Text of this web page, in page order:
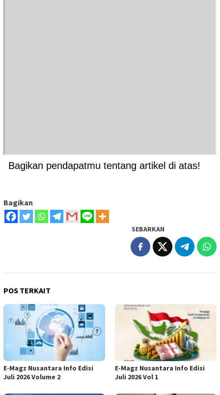
Bagikan pendapatmu tentang artikel di atas!
Bagikan
SEBARKAN
POS TERKAIT
E-Magz Nusantara Info Edisi
Juli 2026 Volume 2
E-Magz Nusantara Info Edisi
Juli 2026 Vol 1